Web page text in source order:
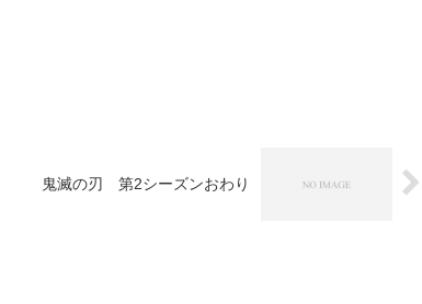
鬼滅の刃 第2シーズンおわり